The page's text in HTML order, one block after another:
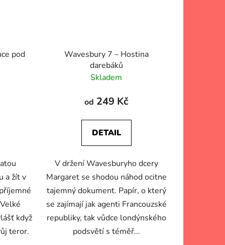
pod
a žít v
když
teror.
Wavesbury 7 – Hostina
darebáků
Skladem
od 249 Kč
DETAIL
V držení Wavesburyho dcery
Margaret se shodou náhod ocitne
tajemný dokument. Papír, o který
se zajímají jak agenti Francouzské
republiky, tak vůdce londýnského
podsvětí s téměř...